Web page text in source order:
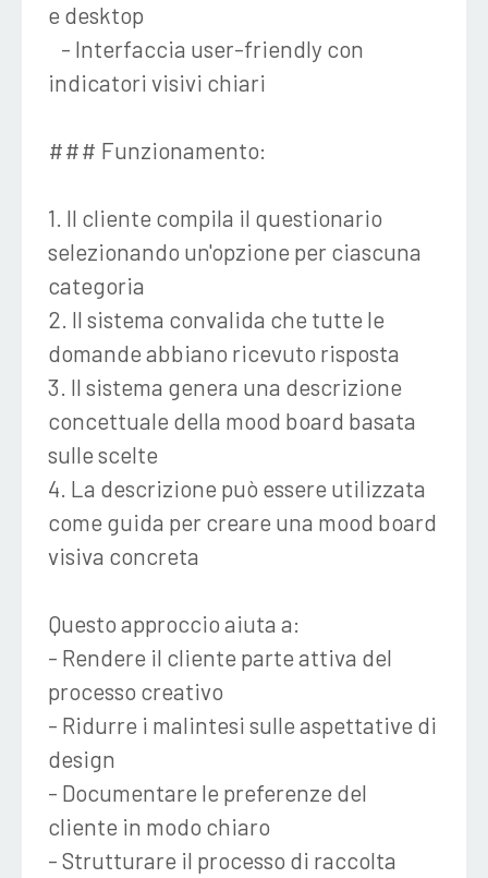
e desktop
- Interfaccia user-friendly con
indicatori visivi chiari
### Funzionamento:
1. Il cliente compila il questionario
selezionando un'opzione per ciascuna
categoria
2. Il sistema convalida che tutte le
domande abbiano ricevuto risposta
3. Il sistema genera una descrizione
concettuale della mood board basata
sulle scelte
4. La descrizione può essere utilizzata
come guida per creare una mood board
visiva concreta
Questo approccio aiuta a:
- Rendere il cliente parte attiva del
processo creativo
- Ridurre i malintesi sulle aspettative di
design
- Documentare le preferenze del
cliente in modo chiaro
- Strutturare il processo di raccolta